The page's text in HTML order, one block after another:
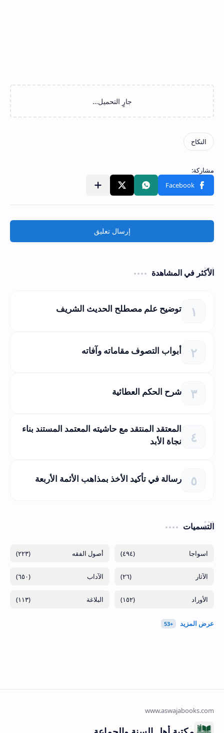
إرسال تعليق
الأكثر في المشاهدة
توضيح علم مصطلح الحديث الشريف
أبواب التصوف مقاماته وآفاته
شرح الحكم العطائية
المعتقد المنتقد مع حاشيته المعتمد المستند بناء
نجاة الأبد
رسالة في تأكيد الأخذ بمذاهب الأئمة الأربعة
التسميات
(٤٩٤) (٢٢٣)
(٢٦) (٦٥٠)
(١٥٢) (١١٣)